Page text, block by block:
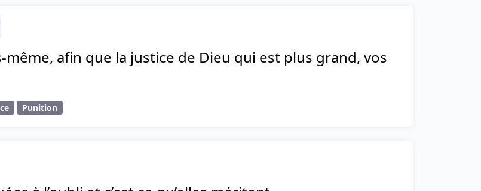
même, afin que la justice de Dieu qui est plus grand, vos
Punition